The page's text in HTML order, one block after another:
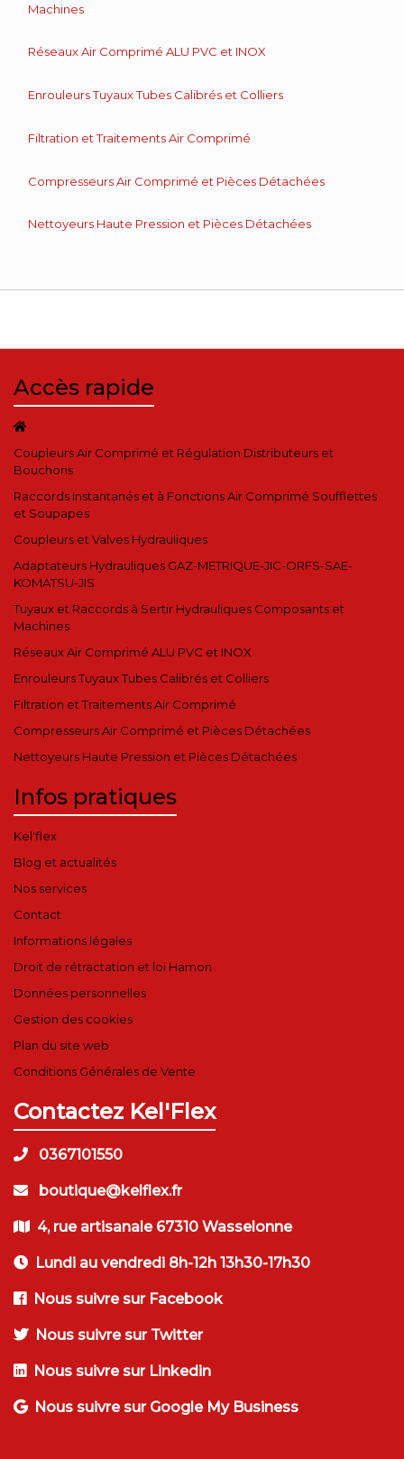
Machines
Réseaux Air Comprimé ALU PVC et INOX
Enrouleurs Tuyaux Tubes Calibrés et Colliers
Filtration et Traitements Air Comprimé
Compresseurs Air Comprimé et Pièces Détachées
Nettoyeurs Haute Pression et Pièces Détachées
Accès rapide
Coupleurs Air Comprimé et Régulation Distributeurs et
Bouchons
Raccords Instantanés et à Fonctions Air Comprimé Soufflettes
et Soupapes
Coupleurs et Valves Hydrauliques
Adaptateurs Hydrauliques GAZ-METRIQUE-JIC-ORFS-SAE-
KOMATSU-JIS
Tuyaux et Raccords à Sertir Hydrauliques Composants et
Machines
Réseaux Air Comprimé ALU PVC et INOX
Enrouleurs Tuyaux Tubes Calibrés et Colliers
Filtration et Traitements Air Comprimé
Compresseurs Air Comprimé et Pièces Détachées
Nettoyeurs Haute Pression et Pièces Détachées
Infos pratiques
Kel'flex
Blog et actualités
Nos services
Contact
Informations légales
Droit de rétractation et loi Hamon
Données personnelles
Gestion des cookies
Plan du site web
Conditions Générales de Vente
Contactez Kel'Flex
0367101550
boutique@kelflex.fr
4, rue artisanale 67310 Wasselonne
Lundi au vendredi 8h-12h 13h30-17h30
Nous suivre sur Facebook
Nous suivre sur Twitter
Nous suivre sur Linkedin
Nous suivre sur Google My Business